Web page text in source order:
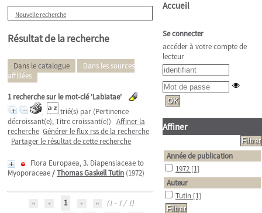
Nouvelle recherche
Résultat de la recherche
Dans le catalogue
Dans les sources
affiliées
1recherche sur le mot-clé'Labiatae'
trié(s) par (Pertinence
décroissant(e), Titre croissant(e)) Affiner la
recherche Générer le flux rss de la recherche
Partager le résultat de cette recherche
Flora Europaea, 3. Diapensiaceae to
Myoporaceae/Thomas Gaskell Tutin (1972)
1
(1 - 1 / 1)
Accueil
Se connecter
accéder à votre compte de
lecteur
Affiner
Année de publication
1972 [1]
Auteur
Tutin [1]